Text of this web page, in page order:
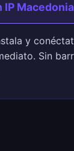
IP
y
Sin